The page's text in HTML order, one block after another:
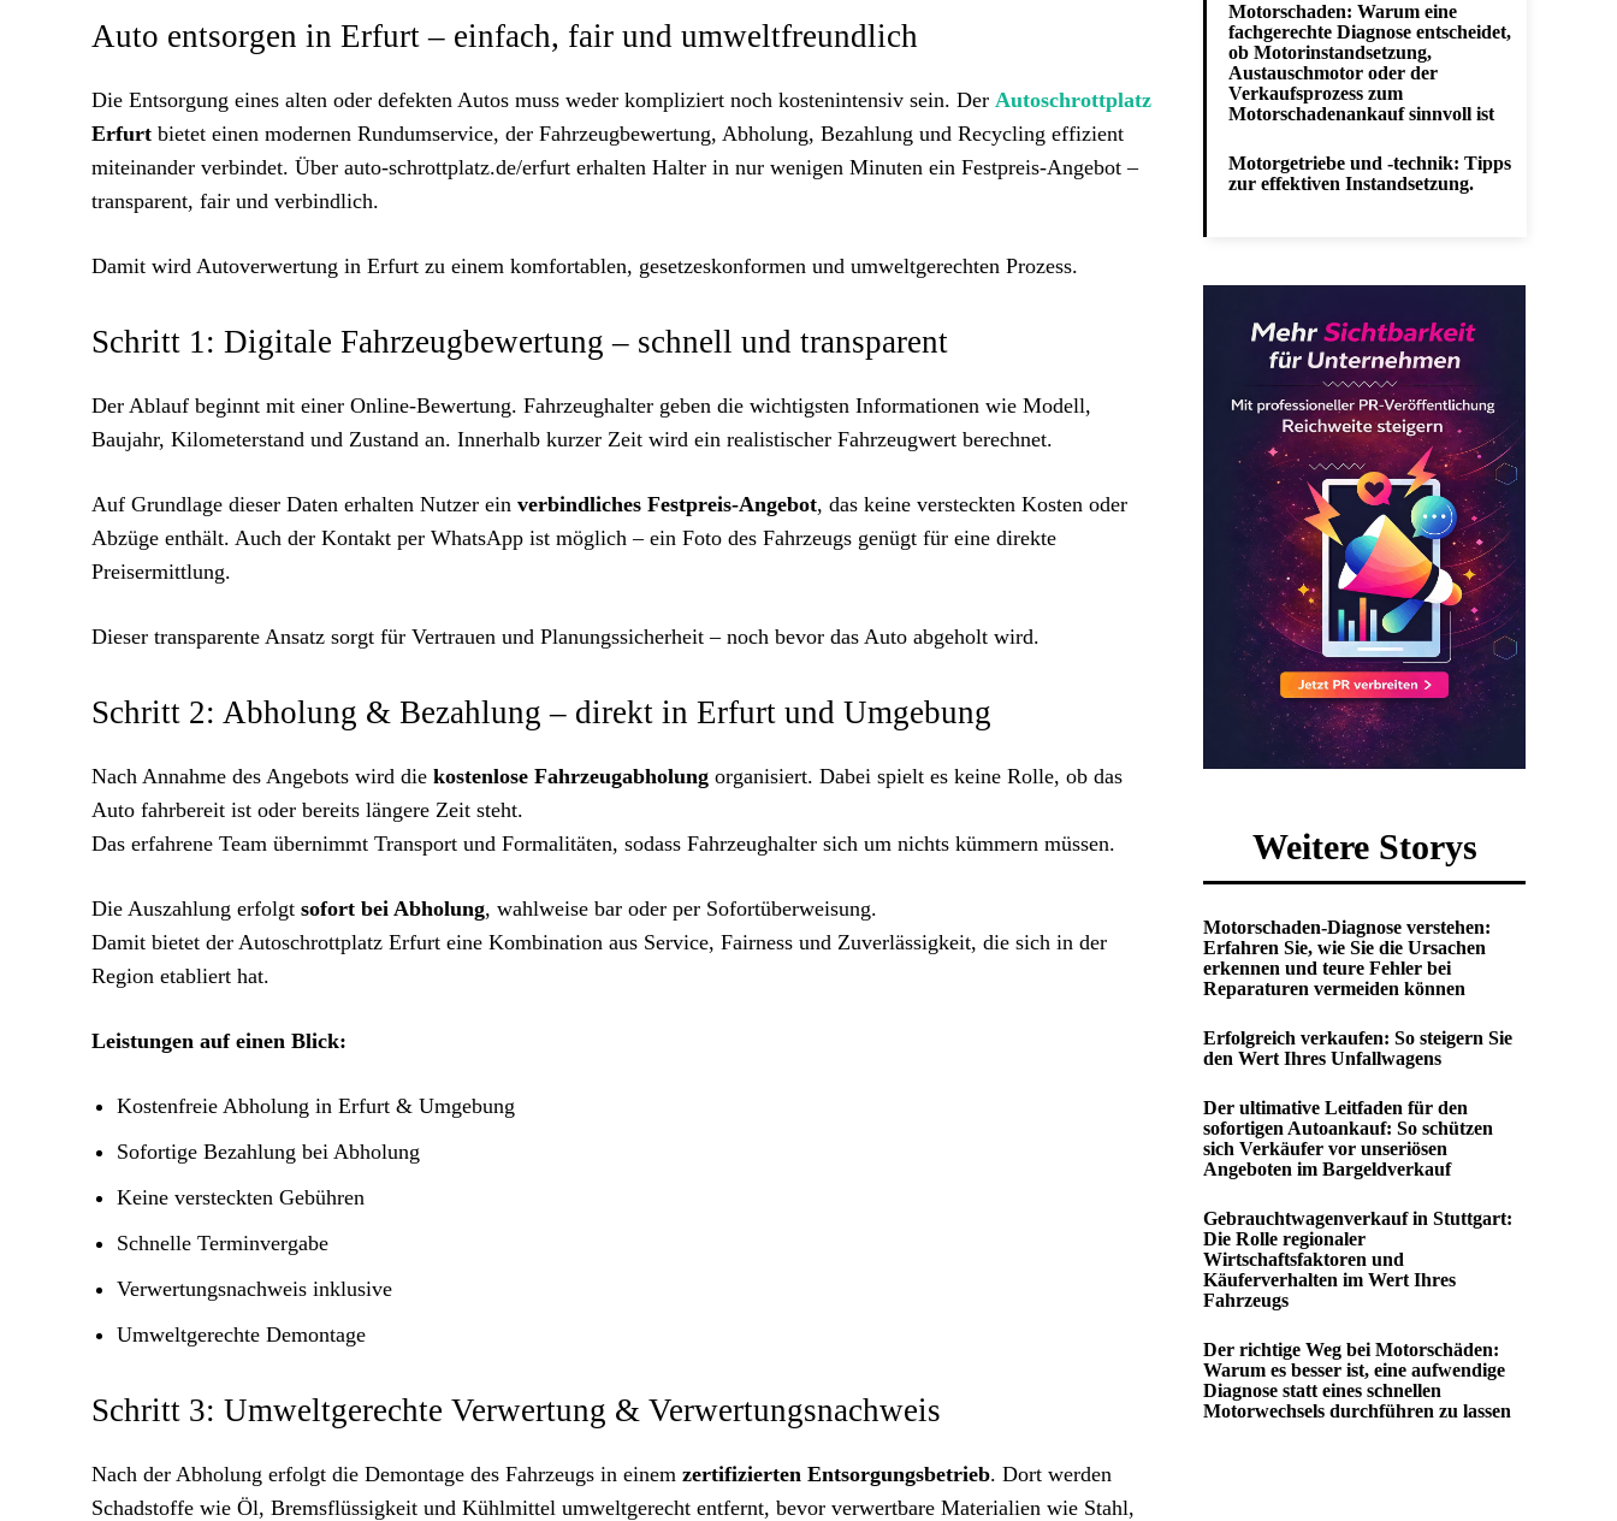
Auto entsorgen in Erfurt – einfach, fair und umweltfreundlich
Die Entsorgung eines alten oder defekten Autos muss weder kompliziert noch kostenintensiv sein. Der Autoschrottplatz
Erfurt bietet einen modernen Rundumservice, der Fahrzeugbewertung, Abholung, Bezahlung und Recycling effizient
miteinander verbindet. Über auto-schrottplatz.de/erfurt erhalten Halter in nur wenigen Minuten ein Festpreis-Angebot –
transparent, fair und verbindlich.
Damit wird Autoverwertung in Erfurt zu einem komfortablen, gesetzeskonformen und umweltgerechten Prozess.
Schritt 1: Digitale Fahrzeugbewertung – schnell und transparent
Der Ablauf beginnt mit einer Online-Bewertung. Fahrzeughalter geben die wichtigsten Informationen wie Modell,
Baujahr, Kilometerstand und Zustand an. Innerhalb kurzer Zeit wird ein realistischer Fahrzeugwert berechnet.
Auf Grundlage dieser Daten erhalten Nutzer ein verbindliches Festpreis-Angebot, das keine versteckten Kosten oder
Abzüge enthält. Auch der Kontakt per WhatsApp ist möglich – ein Foto des Fahrzeugs genügt für eine direkte
Preisermittlung.
Dieser transparente Ansatz sorgt für Vertrauen und Planungssicherheit – noch bevor das Auto abgeholt wird.
Schritt 2: Abholung & Bezahlung – direkt in Erfurt und Umgebung
Nach Annahme des Angebots wird die kostenlose Fahrzeugabholung organisiert. Dabei spielt es keine Rolle, ob das
Auto fahrbereit ist oder bereits längere Zeit steht.
Das erfahrene Team übernimmt Transport und Formalitäten, sodass Fahrzeughalter sich um nichts kümmern müssen.
Die Auszahlung erfolgt sofort bei Abholung, wahlweise bar oder per Sofortüberweisung.
Damit bietet der Autoschrottplatz Erfurt eine Kombination aus Service, Fairness und Zuverlässigkeit, die sich in der
Region etabliert hat.
Leistungen auf einen Blick:
Kostenfreie Abholung in Erfurt & Umgebung
Sofortige Bezahlung bei Abholung
Keine versteckten Gebühren
Schnelle Terminvergabe
Verwertungsnachweis inklusive
Umweltgerechte Demontage
Schritt 3: Umweltgerechte Verwertung & Verwertungsnachweis
Nach der Abholung erfolgt die Demontage des Fahrzeugs in einem zertifizierten Entsorgungsbetrieb. Dort werden
Schadstoffe wie Öl, Bremsflüssigkeit und Kühlmittel umweltgerecht entfernt, bevor verwertbare Materialien wie Stahl,
Motorschaden: Warum eine
fachgerechte Diagnose entscheidet,
ob Motorinstandsetzung,
Austauschmotor oder der
Verkaufsprozess zum
Motorschadenankauf sinnvoll ist
Motorgetriebe und -technik: Tipps
zur effektiven Instandsetzung.
Weitere Storys
Motorschaden-Diagnose verstehen:
Erfahren Sie, wie Sie die Ursachen
erkennen und teure Fehler bei
Reparaturen vermeiden können
Erfolgreich verkaufen: So steigern Sie
den Wert Ihres Unfallwagens
Der ultimative Leitfaden für den
sofortigen Autoankauf: So schützen
sich Verkäufer vor unseriösen
Angeboten im Bargeldverkauf
Gebrauchtwagenverkauf in Stuttgart:
Die Rolle regionaler
Wirtschaftsfaktoren und
Käuferverhalten im Wert Ihres
Fahrzeugs
Der richtige Weg bei Motorschäden:
Warum es besser ist, eine aufwendige
Diagnose statt eines schnellen
Motorwechsels durchführen zu lassen